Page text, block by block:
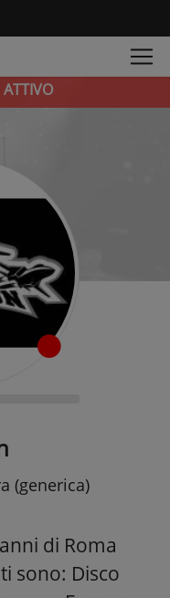
(generica)
di Roma
sono: Disco